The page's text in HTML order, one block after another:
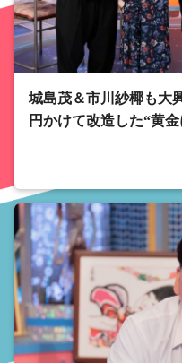
城島茂＆市川紗椰も大
円かけて改造した“黄